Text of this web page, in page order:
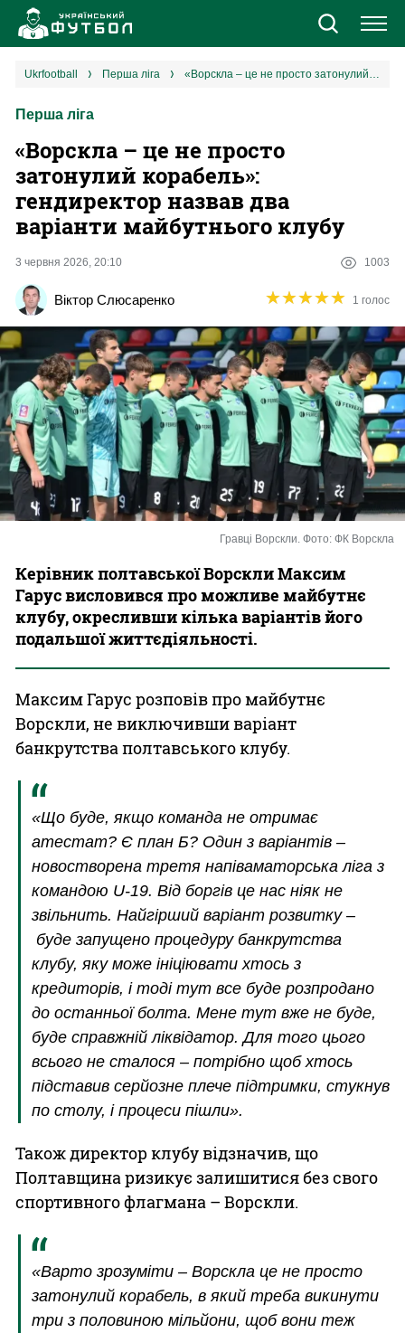
Новини
Єврокубки
УПЛ
Різне
Букмекери
Казино
ukrfootball перша ліга «Ворскла – це не просто затонулий корабель»: гендиректор назвав два варіанти майбутнього клубу
Перша ліга
«Ворскла – це не просто
затонулий корабель»:
гендиректор назвав два
варіанти майбутнього клубу
3 червня 2026, 20:10 1003
Віктор Слюсаренко ★★★★★
★★★★★ 1 голос
Гравці Ворскли. Фото: ФК Ворскла
Керівник полтавської Ворскли Максим
Гарус висловився про можливе майбутнє
клубу, окресливши кілька варіантів його
подальшої життєдіяльності.
Максим Гарус розповів про майбутнє
Ворскли, не виключивши варіант
банкрутства полтавського клубу.
«Що буде, якщо команда не отримає
атестат? Є план Б? Один з варіантів –
новостворена третя напіваматорська ліга з
командою U-19. Від боргів це нас ніяк не
звільнить. Найгірший варіант розвитку –
буде запущено процедуру банкрутства
клубу, яку може ініціювати хтось з
кредиторів, і тоді тут все буде розпродано
до останньої болта. Мене тут вже не буде,
буде справжній ліквідатор. Для того цього
всього не сталося – потрібно щоб хтось
підставив серйозне плече підтримки, стукнув
по столу, і процеси пішли».
Також директор клубу відзначив, що
Полтавщина ризикує залишитися без свого
спортивного флагмана – Ворскли.
«Варто зрозуміти – Ворскла це не просто
затонулий корабель, в який треба викинути
три з половиною мільйони, щоб вони теж